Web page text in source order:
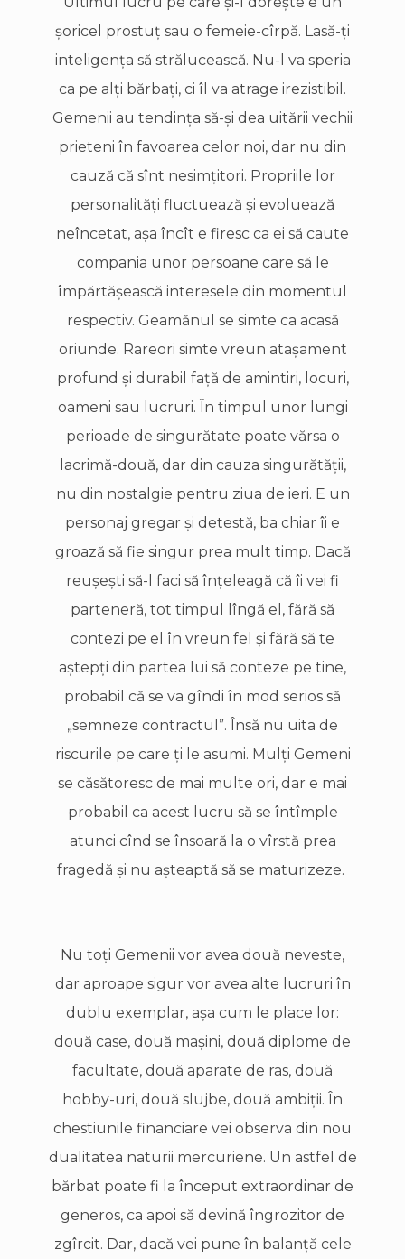
şoricel prostuţ sau o femeie-cîrpă. Lasă-ţi
inteligenţa să strălucească. Nu-l va speria
ca pe alţi bărbaţi, ci îl va atrage irezistibil.
Gemenii au tendinţa să-şi dea uitării vechii
prieteni în favoarea celor noi, dar nu din
cauză că sînt nesimţitori. Propriile lor
personalităţi fluctuează şi evoluează
neîncetat, aşa încît e firesc ca ei să caute
compania unor persoane care să le
împărtăşească interesele din momentul
respectiv. Geamănul se simte ca acasă
oriunde. Rareori simte vreun ataşament
profund şi durabil faţă de amintiri, locuri,
oameni sau lucruri. În timpul unor lungi
perioade de singurătate poate vărsa o
lacrimă-două, dar din cauza singurătăţii,
nu din nostalgie pentru ziua de ieri. E un
personaj gregar şi detestă, ba chiar îi e
groază să fie singur prea mult timp. Dacă
reuşeşti să-l faci să înţeleagă că îi vei fi
parteneră, tot timpul lîngă el, fără să
contezi pe el în vreun fel şi fără să te
aştepţi din partea lui să conteze pe tine,
probabil că se va gîndi în mod serios să
„semneze contractul”. Însă nu uita de
riscurile pe care ţi le asumi. Mulţi Gemeni
se căsătoresc de mai multe ori, dar e mai
probabil ca acest lucru să se întîmple
atunci cînd se însoară la o vîrstă prea
fragedă şi nu aşteaptă să se maturizeze.
Nu toţi Gemenii vor avea două neveste,
dar aproape sigur vor avea alte lucruri în
dublu exemplar, aşa cum le place lor:
două case, două maşini, două diplome de
facultate, două aparate de ras, două
hobby-uri, două slujbe, două ambiţii. În
chestiunile financiare vei observa din nou
dualitatea naturii mercuriene. Un astfel de
bărbat poate fi la început extraordinar de
generos, ca apoi să devină îngrozitor de
zgîrcit. Dar, dacă vei pune în balanţă cele